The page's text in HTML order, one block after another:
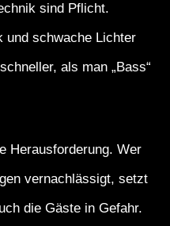
sind Pflicht.
und schwache Lichter
als man „Bass“
Herausforderung. Wer
vernachlässigt, setzt
die Gäste in Gefahr.